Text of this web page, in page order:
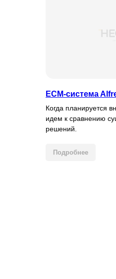
ECM-системa
Когда планируется
идем к сравнению
решений.
Подробнее